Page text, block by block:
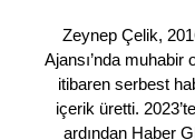
Zeynep Çelik,
Ajansı’nda muhabir
itibaren serbest
içerik üretti.
ardından Haber